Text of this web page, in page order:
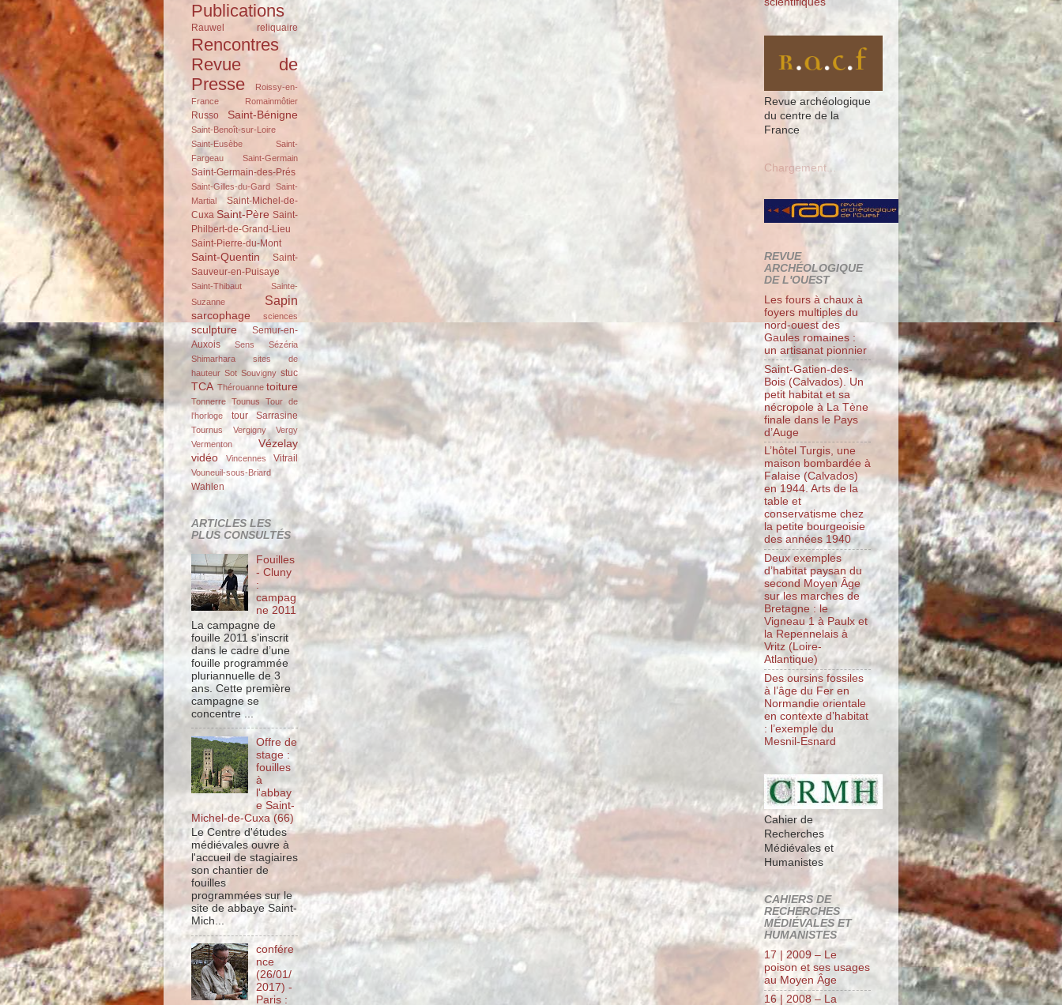
Publications
Rauwel reliquaire
Rencontres
Revue de
Presse
Roissy-en-
France
Romainmôtier
Russo Saint-Bénigne
Saint-Benoît-sur-Loire
Saint-Eusèbe
Saint-
Fargeau
Saint-Germain
Saint-Germain-des-Prés
Saint-Gilles-du-Gard Saint-
Martial
Saint-Michel-de-
Cuxa Saint-Père Saint-
Philbert-de-Grand-Lieu
Saint-Pierre-du-Mont
Saint-Quentin
Saint-
Sauveur-en-Puisaye
Saint-Thibaut
Sainte-
Suzanne
Sapin
sarcophage sciences
sculpture
Semur-en-
Auxois
Sens
Sézéria
Shimarhara
sites de
hauteur Sot Souvigny stuc
TCA Thérouanne toiture
Tonnerre Tounus Tour de
l'horloge
tour Sarrasine
Tournus Vergigny
Vergy
Vermenton
Vézelay
vidéo
Vincennes Vitrail
Vouneuil-sous-Briard
Wahlen
ARTICLES LES
PLUS CONSULTÉS
Fouilles
- Cluny
:
campag
ne 2011
La campagne de
fouille 2011 s’inscrit
dans le cadre d’une
fouille programmée
pluriannuelle de 3
ans. Cette première
campagne se
concentre ...
Offre de
stage :
fouilles
à
l'abbay
e Saint-
Michel-de-Cuxa (66)
Le Centre d'études
médiévales ouvre à
l'accueil de stagiaires
son chantier de
fouilles
programmées sur le
site de abbaye Saint-
Mich...
confére
nce
(26/01/
2017) -
Paris :
Revue archéologique
du centre de la
France
Chargement...
REVUE
ARCHÉOLOGIQUE
DE L'OUEST
Les fours à chaux à
foyers multiples du
nord-ouest des
Gaules romaines :
un artisanat pionnier
Saint-Gatien-des-
Bois (Calvados). Un
petit habitat et sa
nécropole à La Tène
finale dans le Pays
d’Auge
L’hôtel Turgis, une
maison bombardée à
Falaise (Calvados)
en 1944. Arts de la
table et
conservatisme chez
la petite bourgeoisie
des années 1940
Deux exemples
d’habitat paysan du
second Moyen Âge
sur les marches de
Bretagne : le
Vigneau 1 à Paulx et
la Repennelais à
Vritz (Loire-
Atlantique)
Des oursins fossiles
à l’âge du Fer en
Normandie orientale
en contexte d’habitat
: l’exemple du
Mesnil-Esnard
Cahier de
Recherches
Médiévales et
Humanistes
CAHIERS DE
RECHERCHES
MÉDIÉVALES ET
HUMANISTES
17 | 2009 – Le
poison et ses usages
au Moyen Âge
16 | 2008 – La